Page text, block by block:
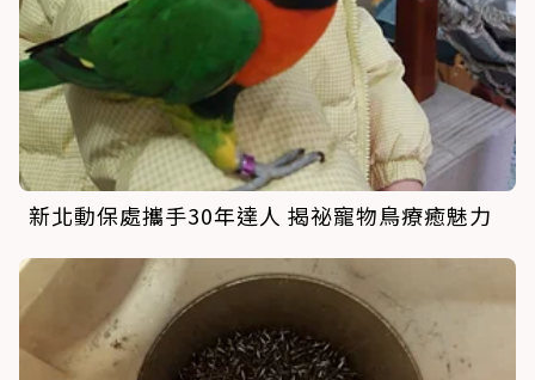
新北動保處攜手30年達人 揭祕寵物鳥療癒魅力